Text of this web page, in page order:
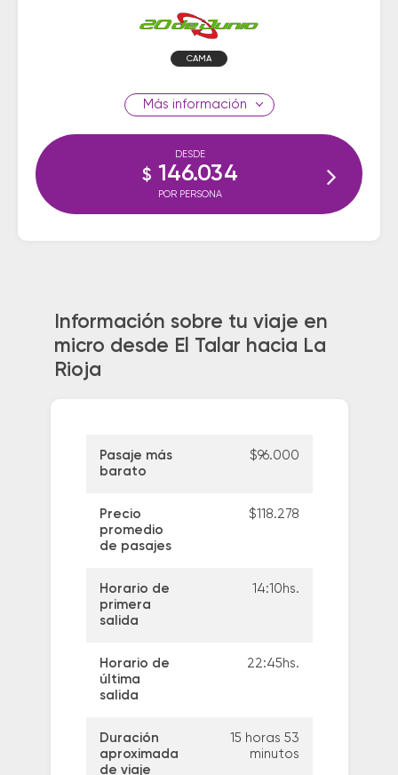
CAMA
información
DESDE
$ 146.034
POR PERSONA
Información sobre tu viaje en
micro desde El Talar hacia La
Rioja
Pasaje más
barato
$96.000
Precio
promedio
de pasajes
$118.278
Horario de
primera
salida
14:10hs.
Horario de
última
salida
22:45hs.
Duración
aproximada
de viaje
15 horas 53
minutos